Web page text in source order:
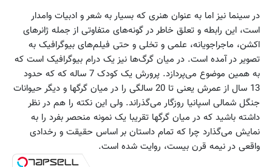
در سینما نیز اما به عنوان هنری که بسیار به شعر و ادبیات وامدار
است، این رابطه و تعلق خاطر در گونه‌های متفاوتی از جمله ژانرهای
اکشن، ماجراجویانه، علمی و تخلی و حتی فیلم‌های بیوگرافیک به
تصویر در آمده است. در میان گرگ‌ها نیز یک درام بیوگرافیک است که
به همین موضوع می‌پردازد. پرورش یک کودک 7 ساله که که حدود
13 سال از عمرش یعنی تا 20 سالگی را در میان گرگها و دیگر حیوانات
جنگل شمالی اسپانیا روزگار می‌گذراند. ولی این نکته را هم در نظر
داشته باشید که در میان گرگها تقریبا یک نمونه منحصر بفرد را به
نمایش می‌گذارد چرا که تمام داستان بر اساس حقیقت و رخدادی
واقعی در نیمه قرن بیست، روایت شده است.